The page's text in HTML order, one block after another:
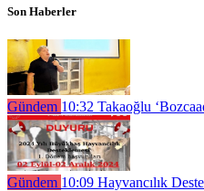
Son Haberler
Gündem 10:32 Takaoğlu
Gündem 10:09 Hayvancılık